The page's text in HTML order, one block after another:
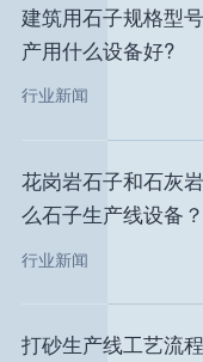
建筑用石子规格型
产用什么设备好?
行业新闻
花岗岩石子和石灰
么石子生产线设备？
行业新闻
打砂生产线工艺流